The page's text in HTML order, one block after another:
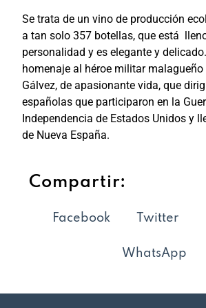
Se trata de un vino de producción
a tan solo 357 botellas, que está
personalidad y es elegante y delicado.
homenaje al héroe militar malagueño
Gálvez, de apasionante vida, que
españolas que participaron en la
Independencia de Estados Unidos y
de Nueva España.
Compartir:
Facebook Twitter
WhatsApp